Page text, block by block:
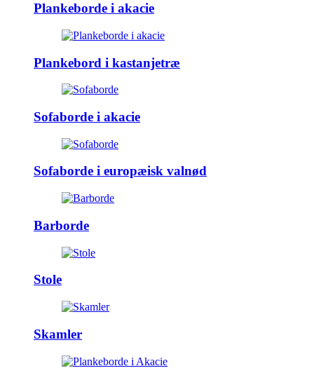
Plankeborde i akacie
Plankebord i kastanjetræ
Sofaborde i akacie
Sofaborde i europæisk valnød
Barborde
Stole
Skamler